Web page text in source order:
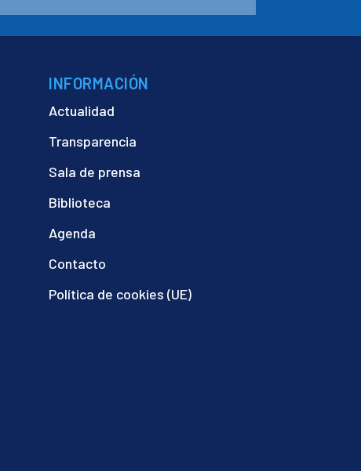
INFORMACIÓN
Actualidad
Transparencia
Sala de prensa
Biblioteca
Agenda
Contacto
Política de cookies (UE)